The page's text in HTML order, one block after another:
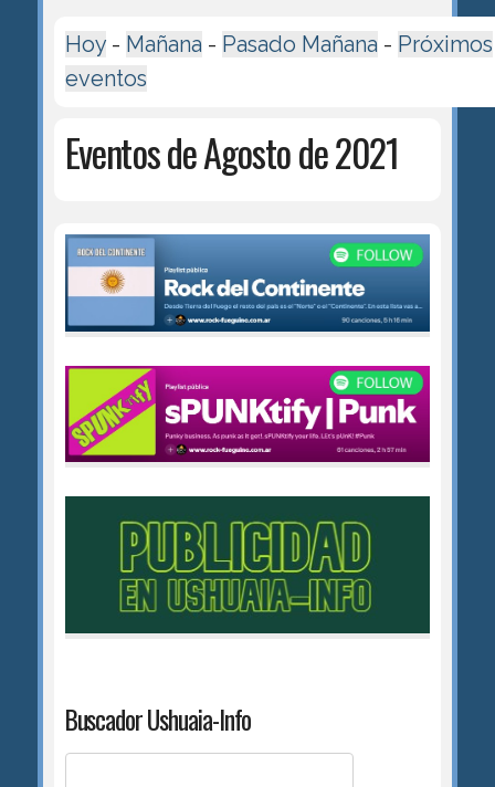
Hoy- Mañana - Pasado Mañana - Próximos
eventos
Eventos de Agosto de 2021
Buscador Ushuaia-Info